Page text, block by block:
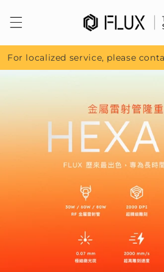
容
For localized service, please